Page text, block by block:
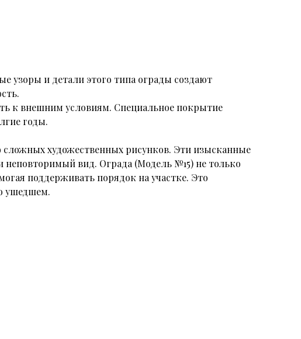
узоры и детали этого типа ограды создают
к внешним условиям. Специальное покрытие
годы.
художественных рисунков. Эти изысканные
вид. Ограда (Модель №15) не только
поддерживать порядок на участке. Это
ушедшем.